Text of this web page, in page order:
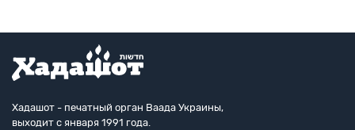
Хадашот - печатный орган Ваада Украины,
выходит с января 1991 года.